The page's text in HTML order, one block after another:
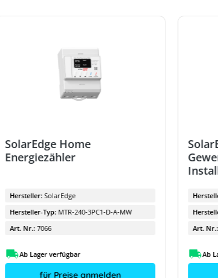
SolarEdge Home
Energiezähler
Hersteller: SolarEdge
Hersteller-Typ: MTR-240-3PC1-D-A-MW
Art. Nr.: 7066
Ab Lager verfügbar
für Preise anmelden
Art.
Ab